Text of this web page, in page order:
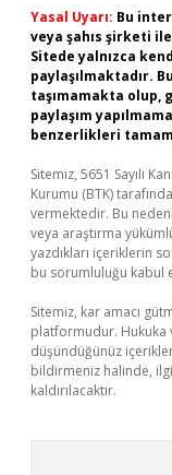
Yasal Uyarı: Bu
veya şahıs şirketi
Sitede yalnızca
paylaşılmaktadır.
taşımamakta olup,
paylaşım
benzerlikleri
Sitemiz, 5651 Sayılı
Kurumu (BTK)
vermektedir. Bu
veya araştırma
yazdıkları içeriklerin
bu sorumluluğu kabul
Sitemiz, kar amacı
platformudur. Hukuka
düşündüğünüz
bildirmeniz halinde,
kaldırılacaktır.